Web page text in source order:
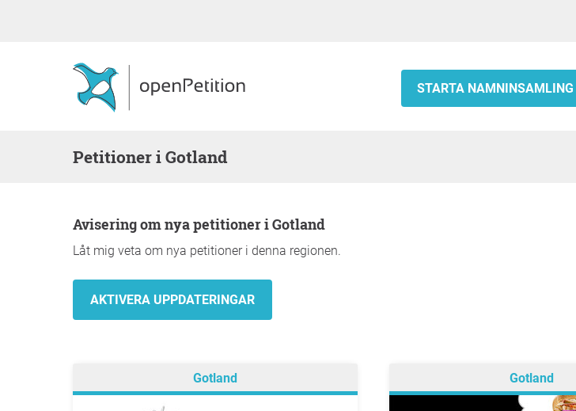
STARTA NAMNINSAMLING
Petitioner i Gotland
Avisering om nya petitioner i Gotland
Låt mig veta om nya petitioner i denna regionen.
Gotland Gotland